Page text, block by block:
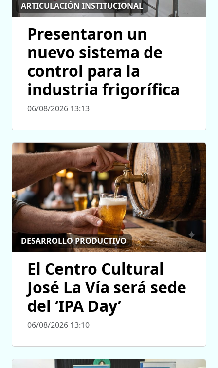
ARTICULACIÓN INSTITUCIONAL
Presentaron un
nuevo sistema de
control para la
industria frigorífica
06/08/2026 13:13
DESARROLLO PRODUCTIVO
El Centro Cultural
José La Vía será sede
del ‘IPA Day’
06/08/2026 13:10